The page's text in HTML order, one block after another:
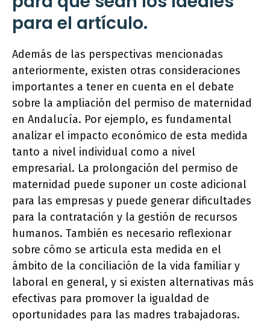
para el artículo.
Además de las perspectivas mencionadas
anteriormente, existen otras consideraciones
importantes a tener en cuenta en el debate
sobre la ampliación del permiso de maternidad
en Andalucía. Por ejemplo, es fundamental
analizar el impacto económico de esta medida
tanto a nivel individual como a nivel
empresarial. La prolongación del permiso de
maternidad puede suponer un coste adicional
para las empresas y puede generar dificultades
para la contratación y la gestión de recursos
humanos. También es necesario reflexionar
sobre cómo se articula esta medida en el
ámbito de la conciliación de la vida familiar y
laboral en general, y si existen alternativas más
efectivas para promover la igualdad de
oportunidades para las madres trabajadoras.